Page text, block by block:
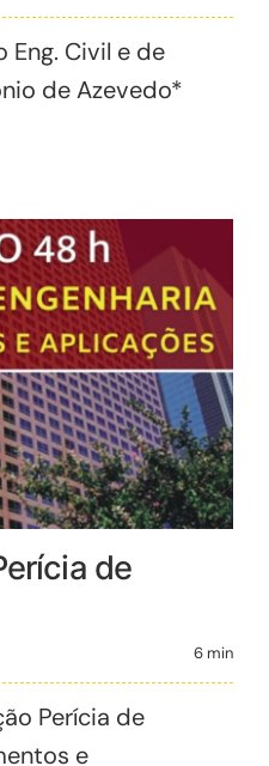
Civil e de
de Azevedo*
de
6 min
Perícia de
e